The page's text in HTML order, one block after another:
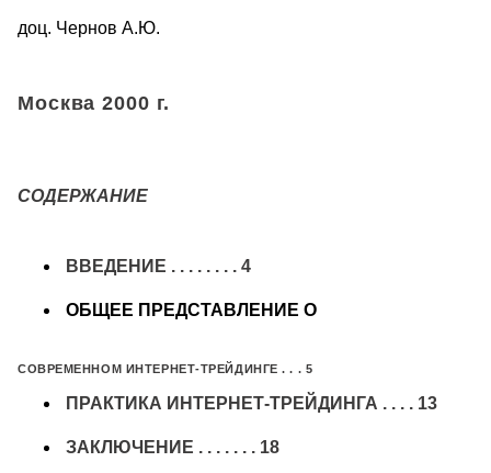
доц. Чернов А.Ю.
Москва 2000 г.
СОДЕРЖАНИЕ
ВВЕДЕНИЕ . . . . . . . . 4
ОБЩЕЕ ПРЕДСТАВЛЕНИЕ О
СОВРЕМЕННОМ ИНТЕРНЕТ-ТРЕЙДИНГЕ . . . 5
ПРАКТИКА ИНТЕРНЕТ-ТРЕЙДИНГА . . . . 13
ЗАКЛЮЧЕНИЕ . . . . . . . 18